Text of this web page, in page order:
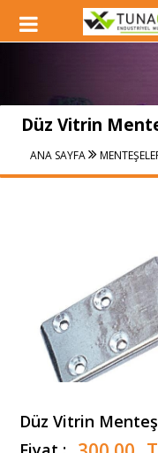
Düz Vitrin
ANA SAYFA
Düz Vitrin